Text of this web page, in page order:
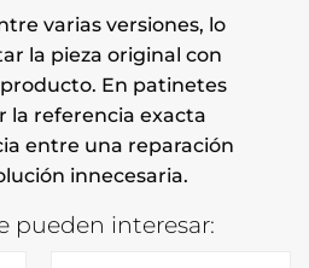
varias versiones, lo
la pieza original con
En patinetes
la referencia exacta
entre una reparación
innecesaria.
pueden interesar: